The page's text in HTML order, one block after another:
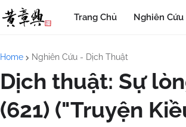
Trang Chủ Nghiên
Home Nghiên Cứu - Dịch Thuật
Dịch thuật: Sự
(621) ("Truyện